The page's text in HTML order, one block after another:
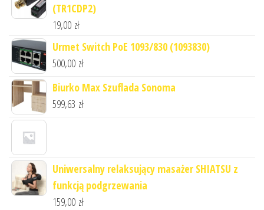
(TR1CDP2)
19,00 zł
Urmet Switch PoE 1093/830 (1093830)
500,00 zł
Biurko Max Szuflada Sonoma
599,63 zł
Uniwersalny relaksujący masażer SHIATSU z
funkcją podgrzewania
159,00 zł